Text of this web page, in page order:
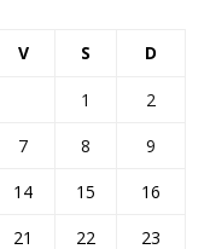
V S D
1
2
7 8
9
14 15
16
21 22 23